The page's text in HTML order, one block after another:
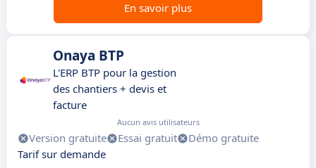
En savoir plus
Onaya BTP
L'ERP BTP pour la gestion
des chantiers + devis et
facture
Aucun avis utilisateurs
Version gratuite Essai gratuit
Démo gratuite
Tarif sur demande